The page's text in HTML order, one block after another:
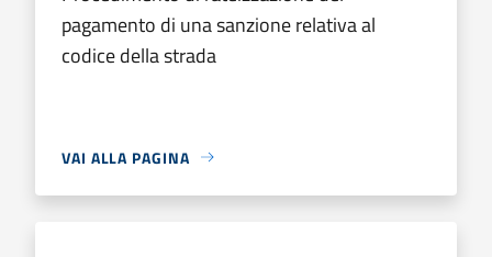
pagamento di una sanzione relativa al
codice della strada
VAI ALLA PAGINA